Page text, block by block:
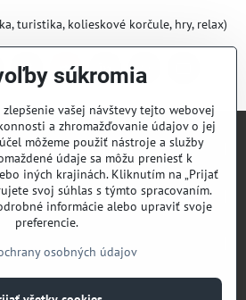
kolieskové korčule, hry, relax)
PinterestReddit LinkedInWhatsApp
dolina
dolina
súkromia
vašej návštevy tejto webovej
a zhromažďovanie údajov o jej
môžeme použiť nástroje a služby
údaje sa môžu preniesť k
iných krajinách. Kliknutím na „Prijať
svoj súhlas s týmto spracovaním.
informácie alebo upraviť svoje
preferencie.
osobných údajov